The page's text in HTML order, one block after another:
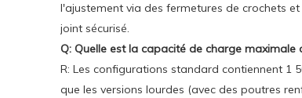
l'ajustement via des fermetures de crochets
joint sécurisé.
Q: Quelle est la capacité de charge maximale
R: Les configurations standard contiennent 1
que les versions lourdes (avec des poutres